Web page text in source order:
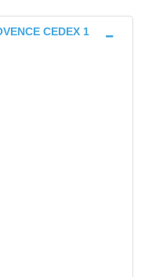
CEDEX 1